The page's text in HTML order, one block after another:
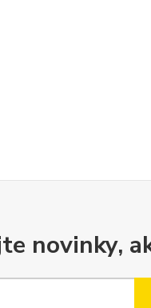
novinky,